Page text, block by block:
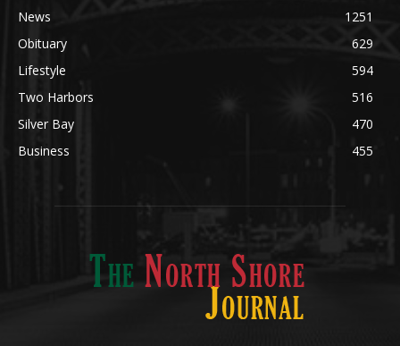
News
1251
Obituary
629
Lifestyle
594
Two Harbors
516
Silver Bay
470
Business
455